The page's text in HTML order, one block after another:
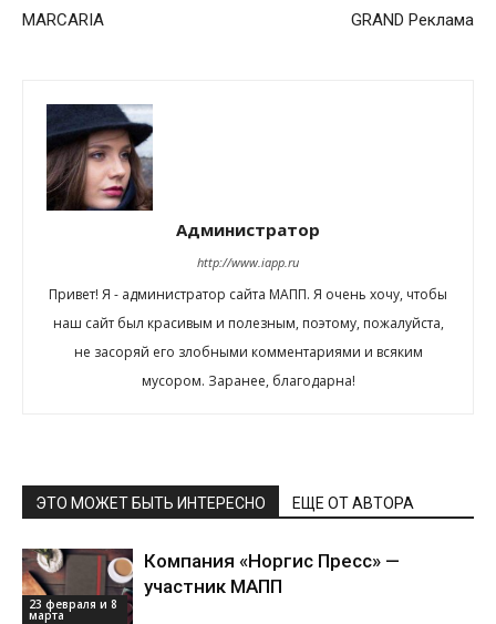
MARCARIA GRAND Реклама
Администратор
http://www.iapp.ru
Привет! Я - администратор сайта МАПП. Я очень хочу, чтобы
наш сайт был красивым и полезным, поэтому, пожалуйста,
не засоряй его злобными комментариями и всяким
мусором. Заранее, благодарна!
ЭТО МОЖЕТ БЫТЬ ИНТЕРЕСНО ЕЩЕ ОТ АВТОРА
23 февраля и 8
марта
Компания «Норгис Пресс» —
участник МАПП